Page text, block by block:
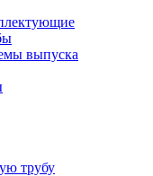
выпуска
трубу